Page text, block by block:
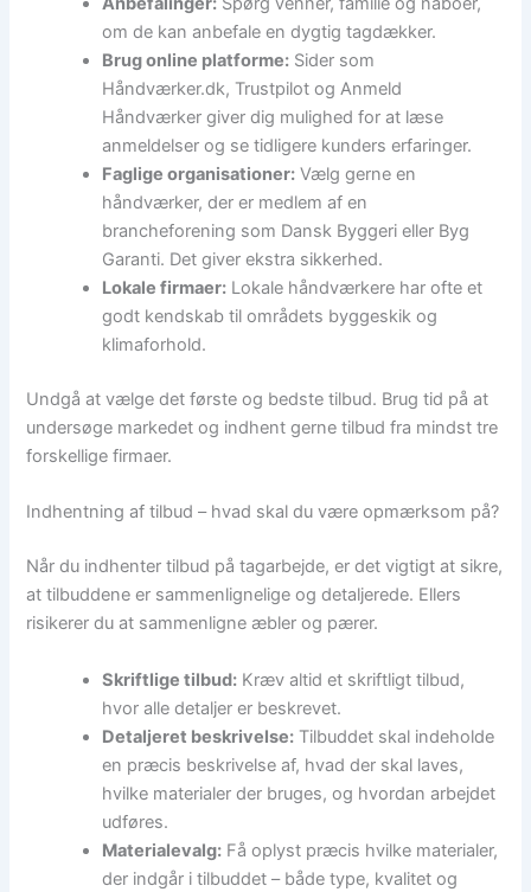
om de kan anbefale en dygtig tagdækker.
Brug online platforme: Sider som
Håndværker.dk, Trustpilot og Anmeld
Håndværker giver dig mulighed for at læse
anmeldelser og se tidligere kunders erfaringer.
Faglige organisationer: Vælg gerne en
håndværker, der er medlem af en
brancheforening som Dansk Byggeri eller Byg
Garanti. Det giver ekstra sikkerhed.
Lokale firmaer: Lokale håndværkere har ofte et
godt kendskab til områdets byggeskik og
klimaforhold.
Undgå at vælge det første og bedste tilbud. Brug tid på at
undersøge markedet og indhent gerne tilbud fra mindst tre
forskellige firmaer.
Indhentning af tilbud – hvad skal du være opmærksom på?
Når du indhenter tilbud på tagarbejde, er det vigtigt at sikre,
at tilbuddene er sammenlignelige og detaljerede. Ellers
risikerer du at sammenligne æbler og pærer.
Skriftlige tilbud: Kræv altid et skriftligt tilbud,
hvor alle detaljer er beskrevet.
Detaljeret beskrivelse: Tilbuddet skal indeholde
en præcis beskrivelse af, hvad der skal laves,
hvilke materialer der bruges, og hvordan arbejdet
udføres.
Materialevalg: Få oplyst præcis hvilke materialer,
der indgår i tilbuddet – både type, kvalitet og